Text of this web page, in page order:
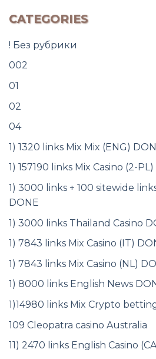
CATEGORIES
! Без рубрики
002
01
02
04
1) 1320 links Mix Mix (ENG)
1) 157190 links Mix Casino (2-
1) 3000 links + 100 sitewide
DONE
1) 3000 links Thailand Casino
1) 7843 links Mix Casino (IT)
1) 7843 links Mix Casino (NL)
1) 8000 links English News
1)14980 links Mix Crypto
109 Cleopatra casino Australia
11) 2470 links English Casino